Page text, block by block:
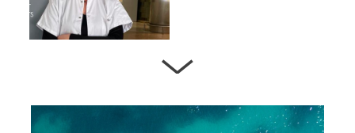
13 août 2024